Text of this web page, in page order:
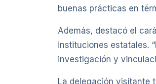
buenas prácticas en
Además, destacó el
instituciones estatales.
investigación y
La delegación visitante